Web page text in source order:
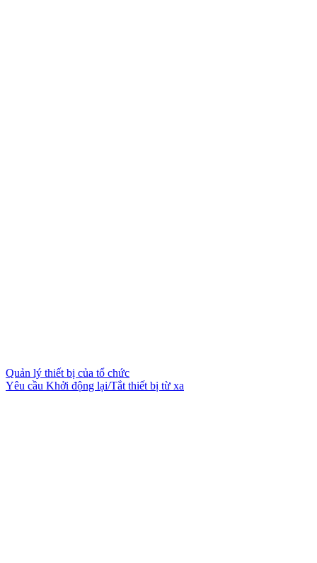
Quản lý thiết bị của tổ chức
Yêu cầu Khởi động lại/Tắt thiết bị từ xa